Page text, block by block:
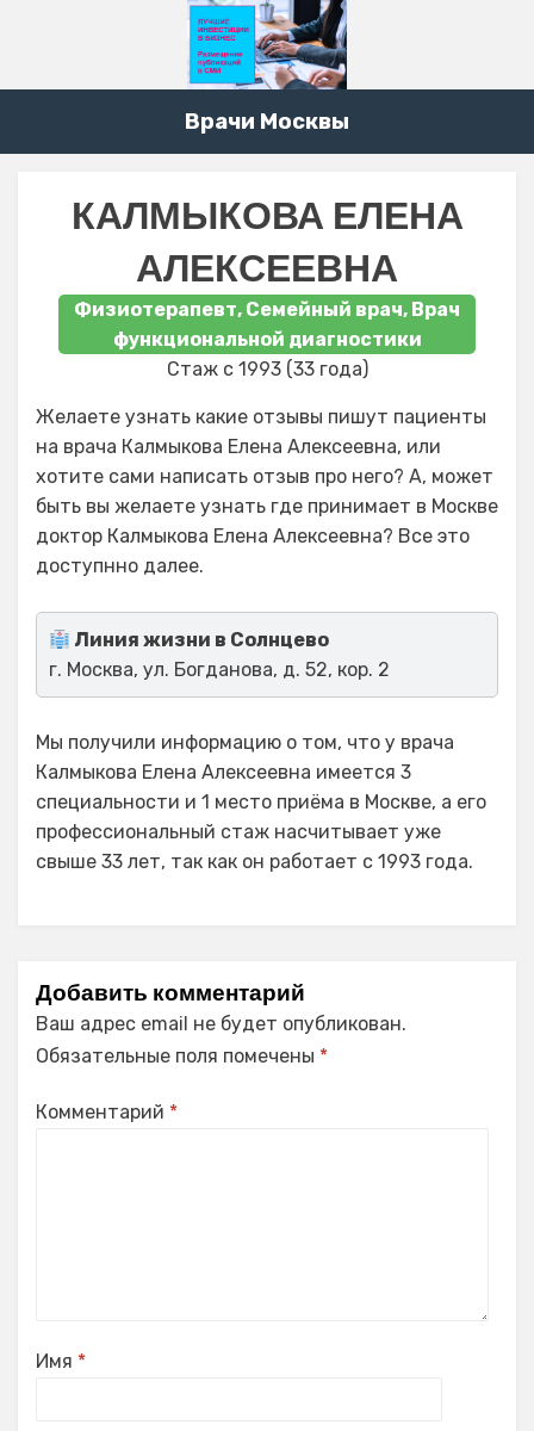
Врачи Москвы
КАЛМЫКОВА ЕЛЕНА
АЛЕКСЕЕВНА
Физиотерапевт, Семейный врач, Врач
функциональной диагностики
Стаж с 1993 (33 года)
Желаете узнать какие отзывы пишут пациенты
на врача Калмыкова Елена Алексеевна, или
хотите сами написать отзыв про него? А, может
быть вы желаете узнать где принимает в Москве
доктор Калмыкова Елена Алексеевна? Все это
доступнно далее.
Линия жизни в Солнцево
г. Москва, ул. Богданова, д. 52, кор. 2
Мы получили информацию о том, что у врача
Калмыкова Елена Алексеевна имеется 3
специальности и 1 место приёма в Москве, а его
профессиональный стаж насчитывает уже
свыше 33 лет, так как он работает с 1993 года.
Добавить комментарий
Ваш адрес email не будет опубликован.
Обязательные поля помечены *
Комментарий *
Имя *